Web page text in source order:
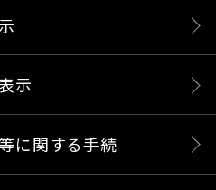
示
に関する手続